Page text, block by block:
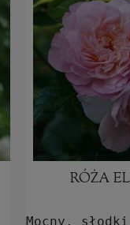
RÓŻA
Mocny,